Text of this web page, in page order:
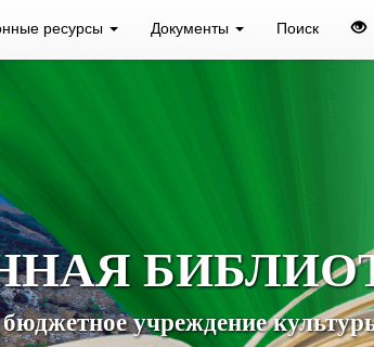
ресурсы Документы Поиск
учреждение